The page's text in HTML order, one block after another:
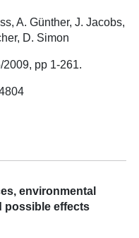
A. Günther, J. Jacobs,
D. Simon
2009, pp 1-261.
environmental
possible effects